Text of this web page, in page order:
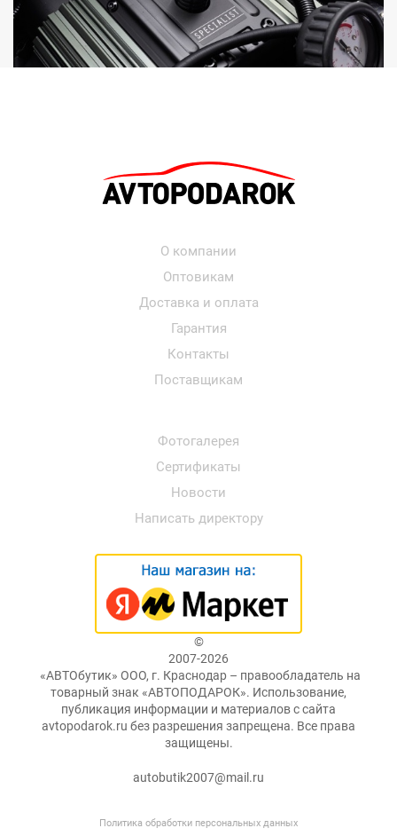
О компании
Оптовикам
Доставка и оплата
Гарантия
Контакты
Поставщикам
Фотогалерея
Сертификаты
Новости
Написать директору
©
2007-2026
«АВТОбутик» ООО, г. Краснодар – правообладатель на
товарный знак «АВТОПОДАРОК». Использование,
публикация информации и материалов с сайта
avtopodarok.ru без разрешения запрещена. Все права
защищены.
autobutik2007@mail.ru
Политика обработки персональных данных